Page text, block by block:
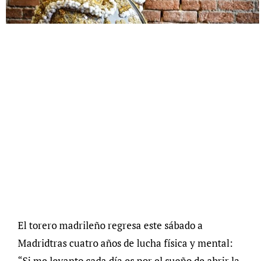
El torero madrileño regresa este sábado a
Madridtras cuatro años de lucha física y mental: